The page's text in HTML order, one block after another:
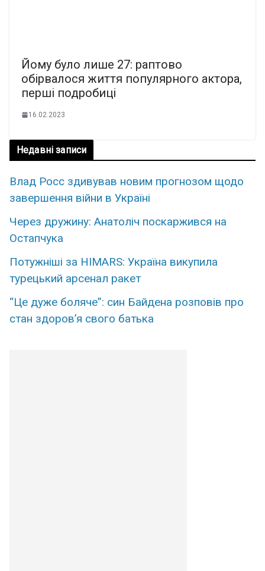
Йому було лише 27: раптово
обірвалося життя популярного актора,
перші подробиці
16.02.2023
Недавні записи
Влад Росс здивував новим прогнозом щодо
завершення війни в Україні
Через дружину: Анатоліч поскаржився на
Остапчука
Потужніші за HIMARS: Україна викупила
турецький арсенал ракет
“Це дуже боляче”: син Байдена розповів про
стан здоров’я свого батька